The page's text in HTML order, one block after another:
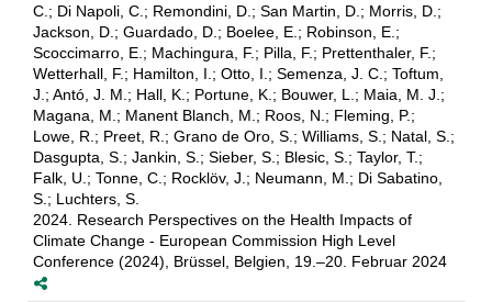
C.; Di Napoli, C.; Remondini, D.; San Martin, D.; Morris, D.;
Jackson, D.; Guardado, D.; Boelee, E.; Robinson, E.;
Scoccimarro, E.; Machingura, F.; Pilla, F.; Prettenthaler, F.;
Wetterhall, F.; Hamilton, I.; Otto, I.; Semenza, J. C.; Toftum,
J.; Antó, J. M.; Hall, K.; Portune, K.; Bouwer, L.; Maia, M. J.;
Magana, M.; Manent Blanch, M.; Roos, N.; Fleming, P.;
Lowe, R.; Preet, R.; Grano de Oro, S.; Williams, S.; Natal, S.;
Dasgupta, S.; Jankin, S.; Sieber, S.; Blesic, S.; Taylor, T.;
Falk, U.; Tonne, C.; Rocklöv, J.; Neumann, M.; Di Sabatino,
S.; Luchters, S.
2024. Research Perspectives on the Health Impacts of
Climate Change - European Commission High Level
Conference (2024), Brüssel, Belgien, 19.–20. Februar 2024